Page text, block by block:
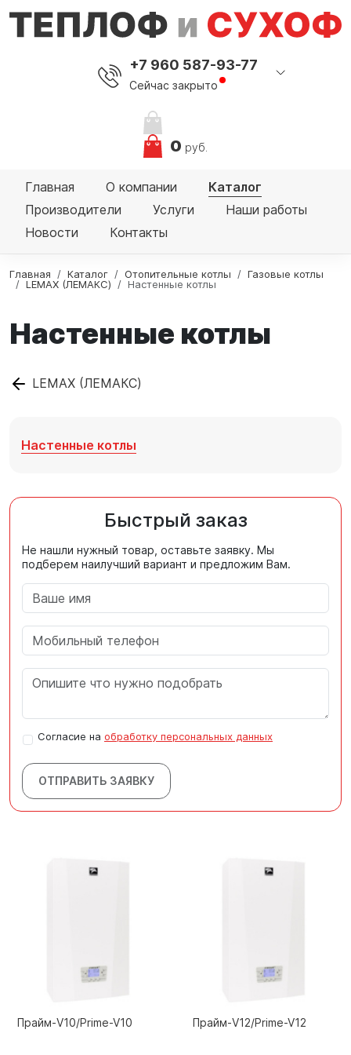
+7 960 587-93-77
Сейчас закрыто
0 руб.
Главная О компании
Каталог
Производители
Услуги
Наши работы
Новости
Контакты
Главная Каталог Отопительные котлы
Газовые котлы
LEMAX (ЛЕМАКС)
Настенные котлы
Настенные котлы
LEMAX (ЛЕМАКС)
Настенные котлы
Быстрый заказ
Не нашли нужный товар, оставьте заявку. Мы
подберем наилучший вариант и предложим Вам.
Согласие на обработку персональных данных
ОТПРАВИТЬ ЗАЯВКУ
Прайм-V10/Prime-V10 Прайм-V12/Prime-V12